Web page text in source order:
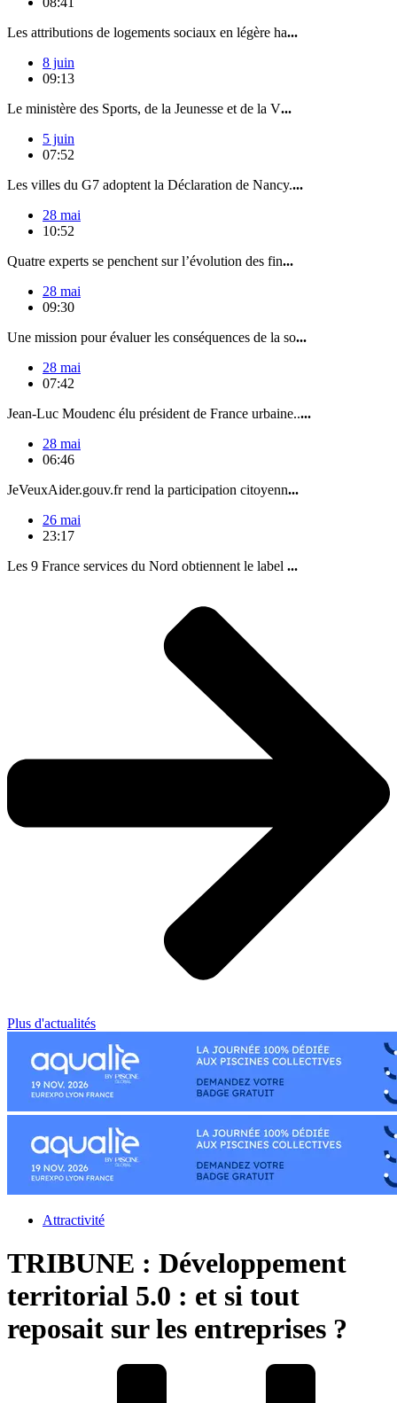
Les attributions de logements sociaux en légère ha...
8 juin
09:13
Le ministère des Sports, de la Jeunesse et de la V...
5 juin
07:52
Les villes du G7 adoptent la Déclaration de Nancy....
28 mai
10:52
Quatre experts se penchent sur l’évolution des fin...
28 mai
09:30
Une mission pour évaluer les conséquences de la so...
28 mai
07:42
Jean-Luc Moudenc élu président de France urbaine.....
28 mai
06:46
JeVeuxAider.gouv.fr rend la participation citoyenn...
26 mai
23:17
Les 9 France services du Nord obtiennent le label ...
Plus d'actualités
Attractivité
TRIBUNE : Développement
territorial 5.0 : et si tout
reposait sur les entreprises ?